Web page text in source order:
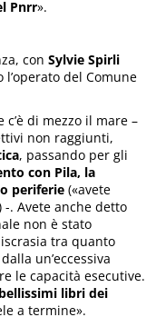
Pnrr».
conSylvie Spirli
del Comune
di mezzo il mare –
non raggiunti,
, passando per gli
con Pila, la
periferie («avete
. Avete anche detto
non è stato
tra quanto
un’eccessiva
le capacità esecutive.
libri dei
a termine».